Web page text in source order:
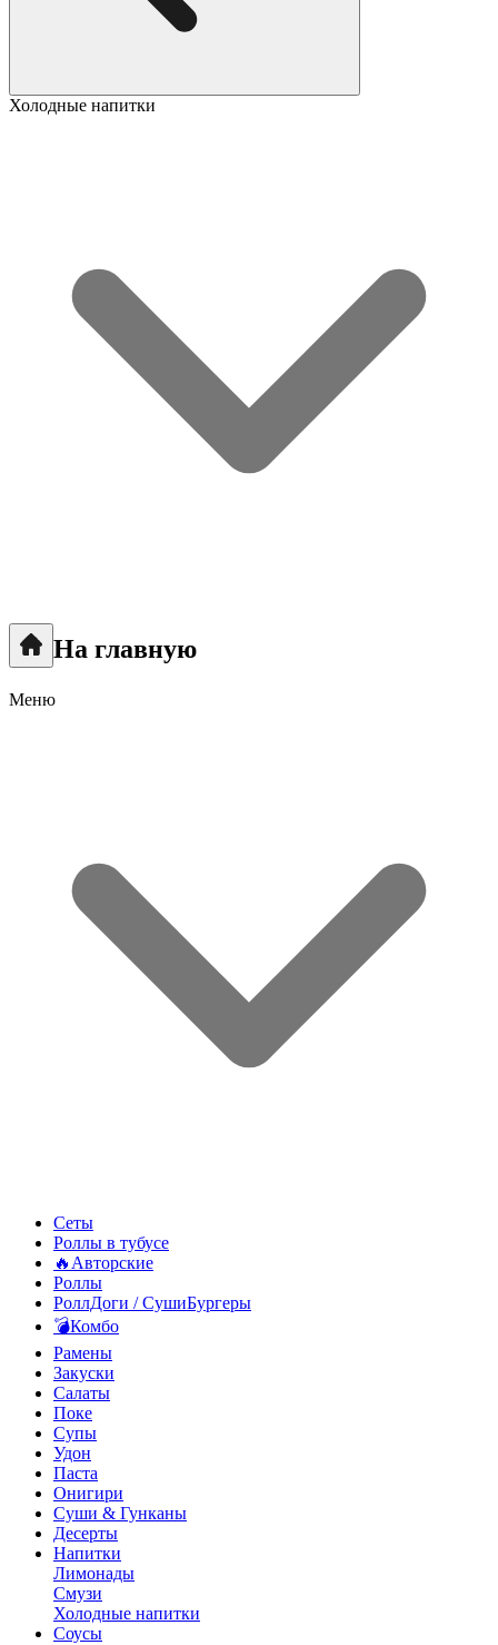
Холодные напитки
На главную
Меню
Сеты
Роллы в тубусе
🔥Авторские
Роллы
РоллДоги / СушиБургеры
💣Комбо
Рамены
Закуски
Салаты
Поке
Супы
Удон
Паста
Онигири
Суши & Гунканы
Десерты
Напитки
Лимонады
Смузи
Холодные напитки
Соусы